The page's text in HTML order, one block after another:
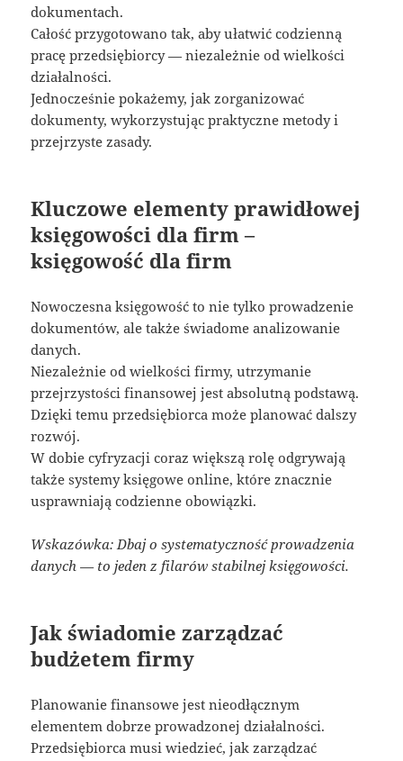
dokumentach.
Całość przygotowano tak, aby ułatwić codzienną
pracę przedsiębiorcy — niezależnie od wielkości
działalności.
Jednocześnie pokażemy, jak zorganizować
dokumenty, wykorzystując praktyczne metody i
przejrzyste zasady.
Kluczowe elementy prawidłowej
księgowości dla firm –
księgowość dla firm
Nowoczesna księgowość to nie tylko prowadzenie
dokumentów, ale także świadome analizowanie
danych.
Niezależnie od wielkości firmy, utrzymanie
przejrzystości finansowej jest absolutną podstawą.
Dzięki temu przedsiębiorca może planować dalszy
rozwój.
W dobie cyfryzacji coraz większą rolę odgrywają
także systemy księgowe online, które znacznie
usprawniają codzienne obowiązki.
Wskazówka: Dbaj o systematyczność prowadzenia
danych — to jeden z filarów stabilnej księgowości.
Jak świadomie zarządzać
budżetem firmy
Planowanie finansowe jest nieodłącznym
elementem dobrze prowadzonej działalności.
Przedsiębiorca musi wiedzieć, jak zarządzać